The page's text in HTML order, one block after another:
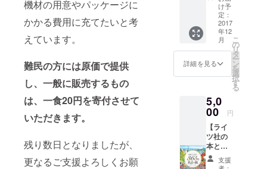
機材の用意やパッケージに
かかる費用に充てたいと考
えています。
難民の方には原価で提供
し、一般に販売するもの
は、一食20円を寄付させて
いただきます。
残り数日となりましたが、
更なるご支援よろしくお願
ルト製造販
る。現在は
さらに世界
の料理の可
能性を追求
セミナー、
執筆活動を
通じて、難
民の支援、
飢餓の支援
などを精力
国に
よって
味が違
うケバ
ブ。そ
の味を
再現す
国分の
スパイ
スセッ
トで
す。お
肉に揉
み込ん
たレシ
ピブッ
ク ・
「世界
のごち
そう 旅
×レシ
ピ：旅
する
の料理
修行日
記」
（2015
年出
版） ・
巻末に
お名前
け予
定：
2017
年12
月
詳細を見る
こ
の
リ
タ
ー
ン
を
選
択
す
る
5,0
00 円
【ライ
ツ社の
本と
セッ
ト】 ・
支援